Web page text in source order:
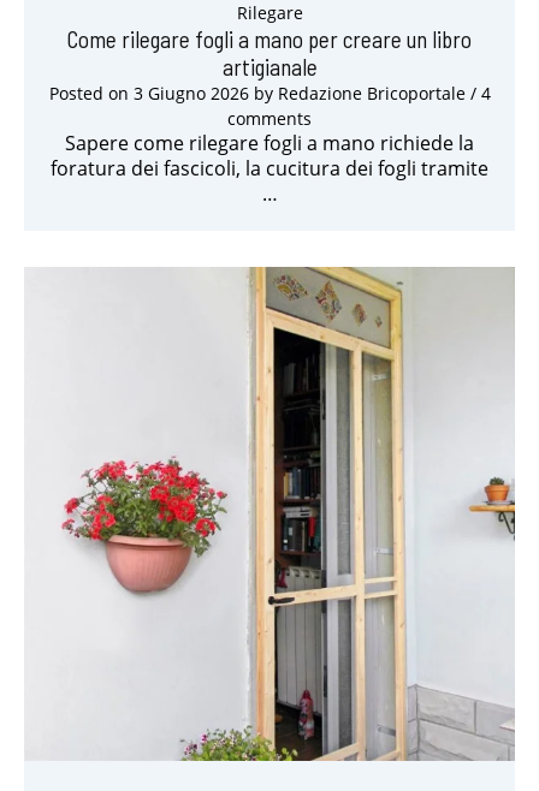
Rilegare
Come rilegare fogli a mano per creare un libro
artigianale
Posted on 3 Giugno 2026by Redazione Bricoportale/ 4
comments
Sapere come rilegare fogli a mano richiede la
foratura dei fascicoli, la cucitura dei fogli tramite
…